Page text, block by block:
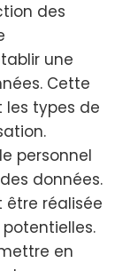
des
une
Cette
types de
personnel
données.
être réalisée
en